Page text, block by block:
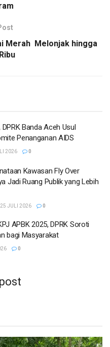
Merah Melonjak hingga
Banda Aceh Usul
Penanganan AIDS
2026 0
Kawasan Fly Over
Jadi Ruang Publik yang Lebih
25 JULI 2026 0
APBK 2025, DPRK Soroti
bagi Masyarakat
0